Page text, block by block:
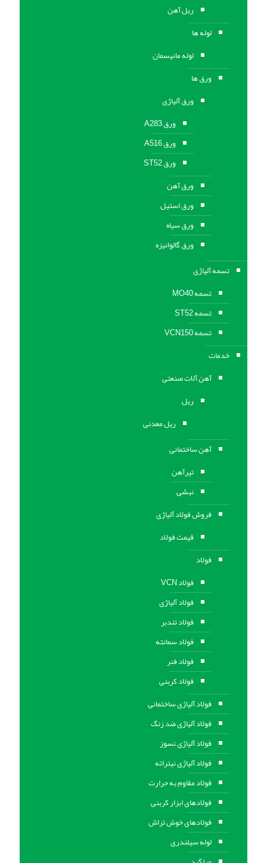
ریل آهن
لوله ها
لوله مانیسمان
ورق ها
ورق آلیاژی
ورق A283
ورق A516
ورق ST52
ورق آهن
ورق استیل
ورق سیاه
ورق گالوانیزه
تسمه آلیاژی
تسمه MO40
تسمه ST52
تسمه VCN150
خدمات
آهن آلات صنعتی
ریل
ریل معدنی
آهن ساختمانی
تیرآهن
نبشی
فروش فولاد آلیاژی
قیمت فولاد
فولاد
فولاد VCN
فولاد آلیاژی
فولاد تندبر
فولاد سمانته
فولاد فنر
فولاد کربنی
فولاد آلیاژی ساختمانی
فولاد آلیاژی ضد زنگ
فولاد آلیاژی نسوز
فولاد آلیاژی نیتراته
فولاد مقاوم به حرارت
فولادهای ابزار کربنی
فولادهای خوش تراش
لوله سیلندری